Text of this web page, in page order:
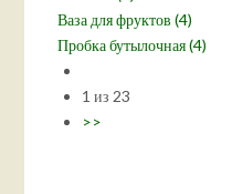
Ваза для фруктов (4)
Пробка бутылочная (4)
1 из 23
>>